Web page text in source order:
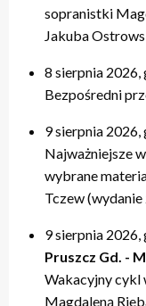
sopranistki
Jakuba
8 sierpnia 2026,
Bezpośredni
9 sierpnia 2026,
Najważniejsze
wybrane
Tczew
9 sierpnia 2026,
Pruszcz Gd. -
Wakacyjny cykl
Magdaleną